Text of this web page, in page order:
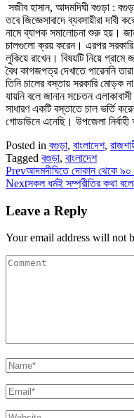
সজীব হাসান, আদমদিঘী বগুড়া :
তবে জিজ্ঞেসাবাদে ব্যবসায়ীরা
নামে ব্যাপক সমালোচনা শুরু হয়।
চালগুলো ক্রয় করেন। এরপর সরকারি
লুকিয়ে রাখেন। বিষয়টি নিয়ে
বৈধ কাগজপত্র দেখাতে পারেননি
তিনি চালের বস্তায় সরকারি মোড়ক
যায়নি বলে জানান সচেতন
সাধারণ একটি বস্তাতে চাল ভর্তি
গোডাউনে এনেছি। উপজেলা
Posted in বগুড়া, বাংলাদেশ,
Tagged বগুড়া, বাংলাদেশ
Prevআদমদীঘিতে দোকান থেকে ৯০
Nextসকল ধর্মই সম্প্রীতির কথা
Leave a Reply
Your email address will not